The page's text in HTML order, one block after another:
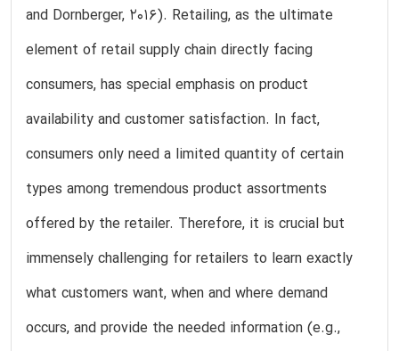
and Dornberger, 2016). Retailing, as the ultimate
element of retail supply chain directly facing
consumers, has special emphasis on product
availability and customer satisfaction. In fact,
consumers only need a limited quantity of certain
types among tremendous product assortments
offered by the retailer. Therefore, it is crucial but
immensely challenging for retailers to learn exactly
what customers want, when and where demand
occurs, and provide the needed information (e.g.,